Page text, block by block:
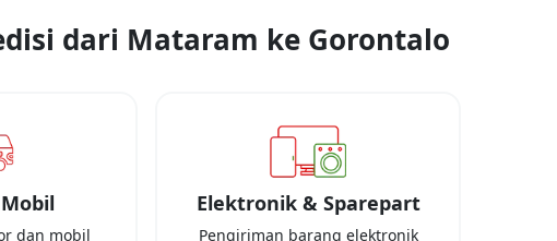
dari Mataram ke Gorontalo
dan mobil
Elektronik & Sparepart
Pengiriman barang elektronik